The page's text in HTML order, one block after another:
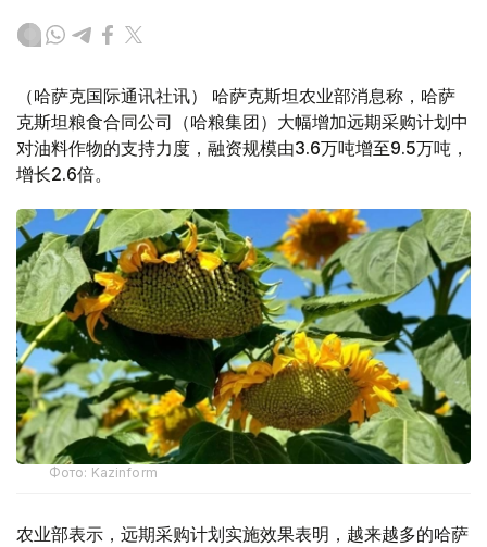
（哈萨克国际通讯社讯） 哈萨克斯坦农业部消息称，哈萨
克斯坦粮食合同公司（哈粮集团）大幅增加远期采购计划中
对油料作物的支持力度，融资规模由3.6万吨增至9.5万吨，
增长2.6倍。
Фото: Kazinform
农业部表示，远期采购计划实施效果表明，越来越多的哈萨